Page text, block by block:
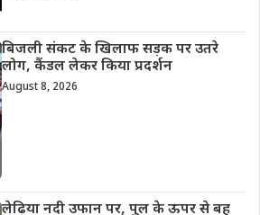
बिजली संकट के खिलाफ सड़क पर उतरे
लोग, कैंडल लेकर किया प्रदर्शन
August 8, 2026
लेढ़िया नदी उफान पर, पुल के ऊपर से बह